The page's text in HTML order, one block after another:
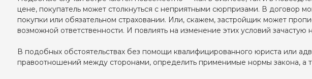
цене, покупатель может столкнуться с неприятными сюрпризами. В договор
покупки или обязательном страховании. Или, скажем, застройщик может
возможной ответственности. И повлиять на изменение этих условий зачастую
В подобных обстоятельствах без помощи квалифицированного юриста или
правоотношений между сторонами, определить применимые нормы закона, а